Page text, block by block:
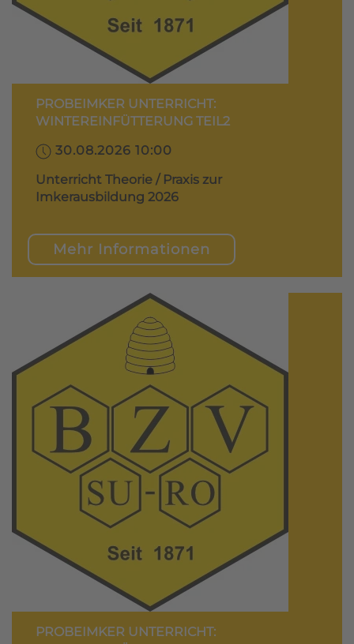
PROBEIMKER UNTERRICHT:
WINTEREINFÜTTERUNG TEIL2
30.08.2026 10:00
Unterricht Theorie / Praxis zur
Imkerausbildung 2026
Mehr Informationen
PROBEIMKER UNTERRICHT: